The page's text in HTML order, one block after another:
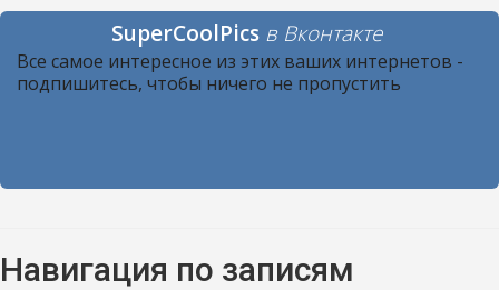
SuperCoolPics в Вконтакте
Все самое интересное из этих ваших интернетов -
подпишитесь, чтобы ничего не пропустить
Навигация по записям